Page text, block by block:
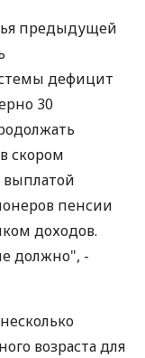
предыдущей
дефицит
30
скором
пенсии
доходов.
должно", -
возраста для